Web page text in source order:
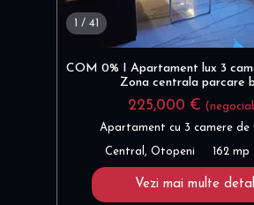
1 / 41
COM 0% I Apartament lux 3
Zona centrala parcare
225,000 €
Apartament cu 3 camere de
Central, Otopeni 162 mp
Vezi mai multe